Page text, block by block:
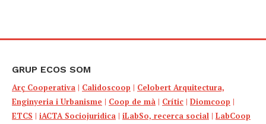
GRUP ECOS SOM
Arç Cooperativa | Calidoscoop | Celobert Arquitectura,
Enginyeria i Urbanisme | Coop de mà | Crític | Diomcoop |
ETCS | iACTA Sociojuridica | iLabSo, recerca social | LabCoop